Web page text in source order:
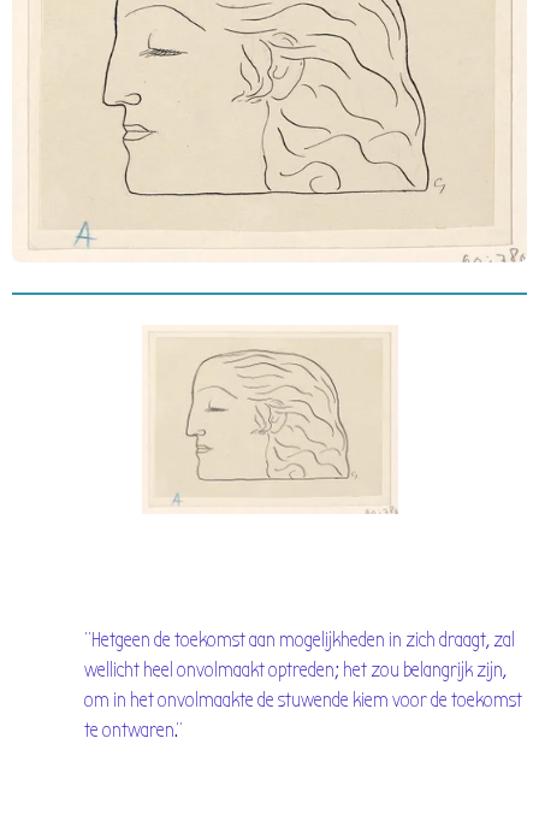
"Hetgeen de toekomst aan mogelijkheden in zich draagt, zal
wellicht heel onvolmaakt optreden; het zou belangrijk zijn,
om in het onvolmaakte de stuwende kiem voor de toekomst
te ontwaren."